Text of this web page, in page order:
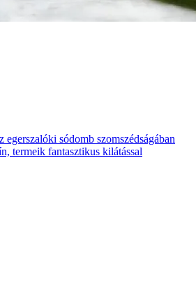
sódomb szomszédságában
termeik fantasztikus kilátással